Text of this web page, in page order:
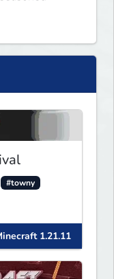
#towny
1.21.11